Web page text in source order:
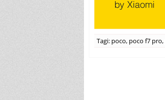
Tagi: poco, poco f7 pro,